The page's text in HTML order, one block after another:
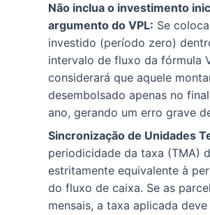
Não inclua o investimento
argumento do VPL: Se
investido (período zero)
intervalo de fluxo da fórmula
considerará que aquele
desembolsado apenas no
ano, gerando um erro grave
Sincronização de Unidades
periodicidade da taxa (TMA)
estritamente equivalente à
do fluxo de caixa. Se as
mensais, a taxa aplicada deve